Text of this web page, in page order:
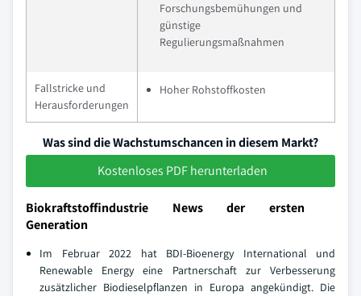
Forschungsbemühungen und
günstige
Regulierungsmaßnahmen
Fallstricke und
Herausforderungen
Hoher Rohstoffkosten
Was sind die Wachstumschancen in diesem Markt?
Kostenloses PDF herunterladen
Biokraftstoffindustrie News der ersten
Generation
Im Februar 2022 hat BDI-Bioenergy International und
Renewable Energy eine Partnerschaft zur Verbesserung
zusätzlicher Biodieselpflanzen in Europa angekündigt. Die